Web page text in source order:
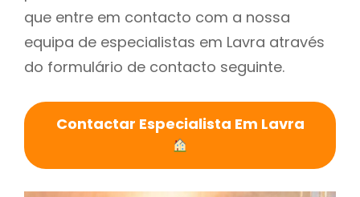
que entre em contacto com a nossa
equipa de especialistas em Lavra através
do formulário de contacto seguinte.
Contactar Especialista Em Lavra